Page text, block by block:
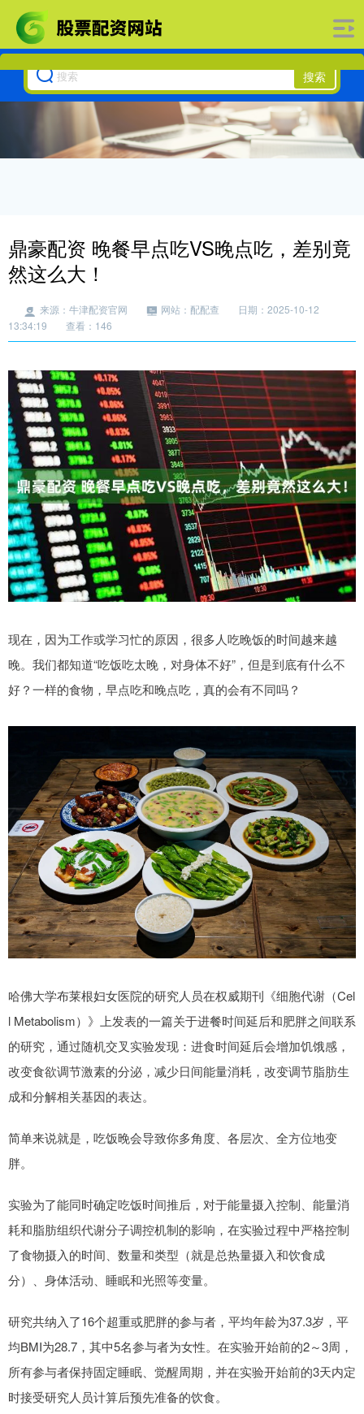
搜索
鼎豪配资 晚餐早点吃VS晚点吃，差别竟
然这么大！
来源：牛津配资官网 网站：配配查
日期：2025-10-12
13:34:19
查看：146
现在，因为工作或学习忙的原因，很多人吃晚饭的时间越来越
晚。我们都知道“吃饭吃太晚，对身体不好”，但是到底有什么不
好？一样的食物，早点吃和晚点吃，真的会有不同吗？
哈佛大学布莱根妇女医院的研究人员在权威期刊《细胞代谢（Cel
l Metabolism）》上发表的一篇关于进餐时间延后和肥胖之间联系
的研究，通过随机交叉实验发现：进食时间延后会增加饥饿感，
改变食欲调节激素的分泌，减少日间能量消耗，改变调节脂肪生
成和分解相关基因的表达。
简单来说就是，吃饭晚会导致你多角度、各层次、全方位地变
胖。
实验为了能同时确定吃饭时间推后，对于能量摄入控制、能量消
耗和脂肪组织代谢分子调控机制的影响，在实验过程中严格控制
了食物摄入的时间、数量和类型（就是总热量摄入和饮食成
分）、身体活动、睡眠和光照等变量。
研究共纳入了16个超重或肥胖的参与者，平均年龄为37.3岁，平
均BMI为28.7，其中5名参与者为女性。在实验开始前的2～3周，
所有参与者保持固定睡眠、觉醒周期，并在实验开始前的3天内定
时接受研究人员计算后预先准备的饮食。